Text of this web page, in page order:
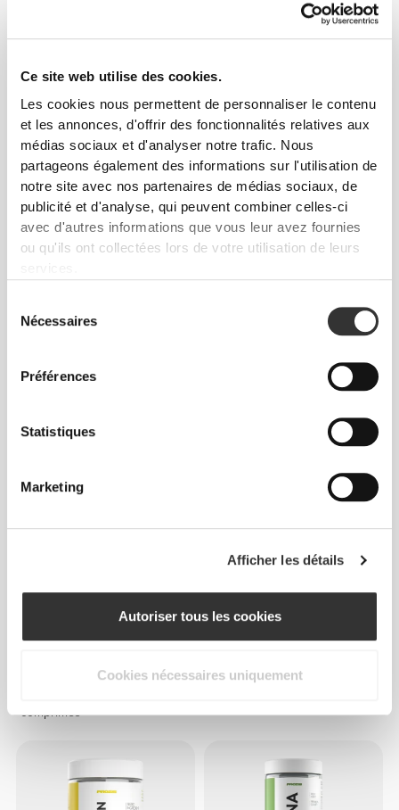
Ce site web utilise des cookies.
Les cookies nous permettent de personnaliser le contenu
et les annonces, d'offrir des fonctionnalités relatives aux
médias sociaux et d'analyser notre trafic. Nous
partageons également des informations sur l'utilisation de
notre site avec nos partenaires de médias sociaux, de
publicité et d'analyse, qui peuvent combiner celles-ci
avec d'autres informations que vous leur avez fournies
ou qu'ils ont collectées lors de votre utilisation de leurs
Nécessaires
Préférences
Statistiques
Marketing
Afficher les détails
Autoriser tous les cookies
Cookies nécessaires uniquement
€10.99
Extrait d'Artichaut 1350 mg
90 gélules
€14.99
D-TOX 60 caps
€9.99
comprimés
€24.99